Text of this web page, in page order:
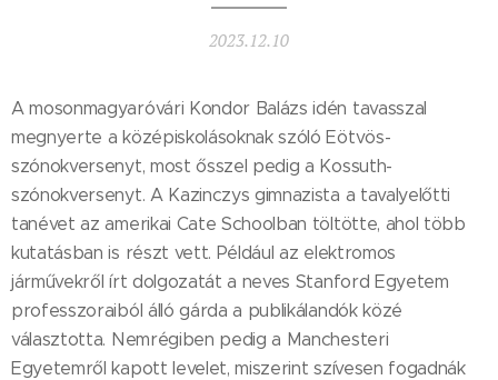
2023.12.10
A mosonmagyaróvári Kondor Balázs idén tavasszal
megnyerte a középiskolásoknak szóló Eötvös-
szónokversenyt, most ősszel pedig a Kossuth-
szónokversenyt. A Kazinczys gimnazista a tavalyelőtti
tanévet az amerikai Cate Schoolban töltötte, ahol több
kutatásban is részt vett. Például az elektromos
járművekről írt dolgozatát a neves Stanford Egyetem
professzoraiból álló gárda a publikálandók közé
választotta. Nemrégiben pedig a Manchesteri
Egyetemről kapott levelet, miszerint szívesen fogadnák